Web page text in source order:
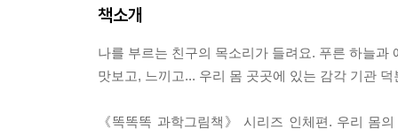
책소개
나를 부르는 친구의 목소리가 들려요. 푸른 하늘
맛보고, 느끼고... 우리 몸 곳곳에 있는 감각 기관
《똑똑똑 과학그림책》 시리즈 인체편. 우리 몸